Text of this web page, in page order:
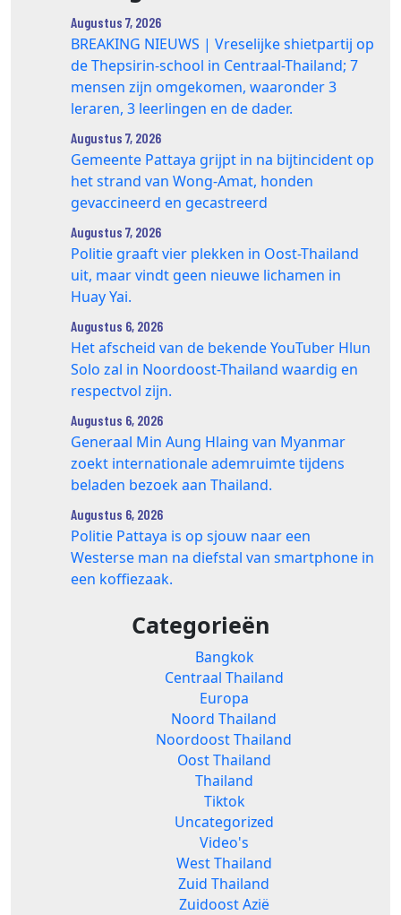
Augustus 7, 2026
BREAKING NIEUWS | Vreselijke shietpartij op
de Thepsirin-school in Centraal-Thailand; 7
mensen zijn omgekomen, waaronder 3
leraren, 3 leerlingen en de dader.
Augustus 7, 2026
Gemeente Pattaya grijpt in na bijtincident op
het strand van Wong‑Amat, honden
gevaccineerd en gecastreerd
Augustus 7, 2026
Politie graaft vier plekken in Oost-Thailand
uit, maar vindt geen nieuwe lichamen in
Huay Yai.
Augustus 6, 2026
Het afscheid van de bekende YouTuber Hlun
Solo zal in Noordoost-Thailand waardig en
respectvol zijn.
Augustus 6, 2026
Generaal Min Aung Hlaing van Myanmar
zoekt internationale ademruimte tijdens
beladen bezoek aan Thailand.
Augustus 6, 2026
Politie Pattaya is op sjouw naar een
Westerse man na diefstal van smartphone in
een koffiezaak.
Categorieën
Bangkok
Centraal Thailand
Europa
Noord Thailand
Noordoost Thailand
Oost Thailand
Thailand
Tiktok
Uncategorized
Video's
West Thailand
Zuid Thailand
Zuidoost Azië